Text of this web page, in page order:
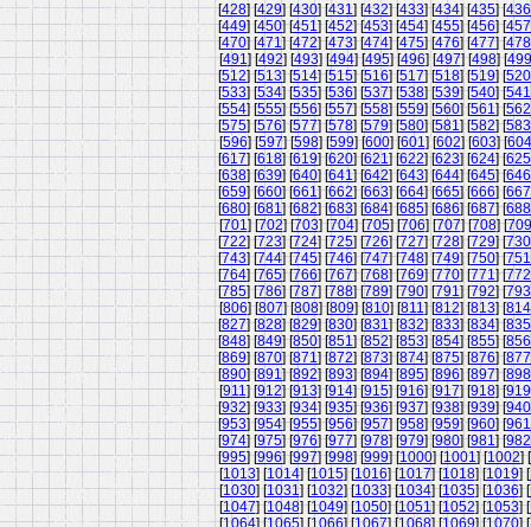
[428] [429] [430] [431] [432] [433] [434] [435] [436
[449] [450] [451] [452] [453] [454] [455] [456] [457
[470] [471] [472] [473] [474] [475] [476] [477] [478
[491] [492] [493] [494] [495] [496] [497] [498] [499
[512] [513] [514] [515] [516] [517] [518] [519] [520
[533] [534] [535] [536] [537] [538] [539] [540] [541
[554] [555] [556] [557] [558] [559] [560] [561] [562
[575] [576] [577] [578] [579] [580] [581] [582] [583
[596] [597] [598] [599] [600] [601] [602] [603] [604
[617] [618] [619] [620] [621] [622] [623] [624] [625
[638] [639] [640] [641] [642] [643] [644] [645] [646
[659] [660] [661] [662] [663] [664] [665] [666] [667
[680] [681] [682] [683] [684] [685] [686] [687] [688
[701] [702] [703] [704] [705] [706] [707] [708] [709
[722] [723] [724] [725] [726] [727] [728] [729] [730
[743] [744] [745] [746] [747] [748] [749] [750] [751
[764] [765] [766] [767] [768] [769] [770] [771] [772
[785] [786] [787] [788] [789] [790] [791] [792] [793
[806] [807] [808] [809] [810] [811] [812] [813] [814
[827] [828] [829] [830] [831] [832] [833] [834] [835
[848] [849] [850] [851] [852] [853] [854] [855] [856
[869] [870] [871] [872] [873] [874] [875] [876] [877
[890] [891] [892] [893] [894] [895] [896] [897] [898
[911] [912] [913] [914] [915] [916] [917] [918] [919
[932] [933] [934] [935] [936] [937] [938] [939] [940
[953] [954] [955] [956] [957] [958] [959] [960] [961
[974] [975] [976] [977] [978] [979] [980] [981] [982
[995] [996] [997] [998] [999] [1000] [1001] [1002] [
[1013] [1014] [1015] [1016] [1017] [1018] [1019] [
[1030] [1031] [1032] [1033] [1034] [1035] [1036] [
[1047] [1048] [1049] [1050] [1051] [1052] [1053] [
[1064] [1065] [1066] [1067] [1068] [1069] [1070] [